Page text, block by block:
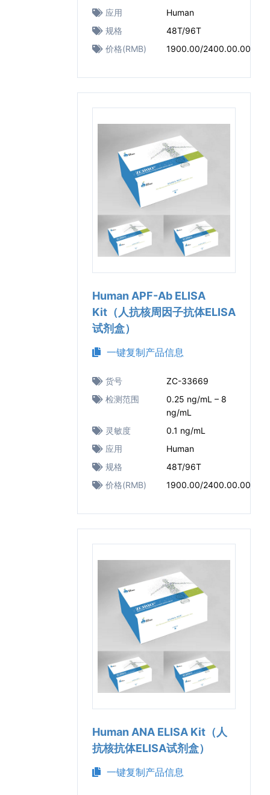
应用
Human
规格
48T/96T
价格(RMB)
1900.00/2400.00.00
Human APF-Ab ELISA
Kit（人抗核周因子抗体ELISA
试剂盒）
一键复制产品信息
货号
ZC-33669
检测范围
0.25 ng/mL – 8
ng/mL
灵敏度
0.1 ng/mL
应用
Human
规格
48T/96T
价格(RMB)
1900.00/2400.00.00
Human ANA ELISA Kit（人
抗核抗体ELISA试剂盒）
一键复制产品信息